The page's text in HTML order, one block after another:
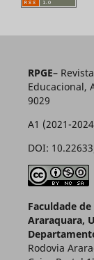
RPGE–
9029
A1 (2021-
DOI:
Faculdade
Araraquara,
Rodovia